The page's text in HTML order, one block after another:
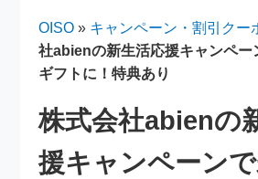
OISO » キャンペーン・割引クー
社abienの新生活応援キャンペー
ギフトに！特典あり
株式会社abienの
援キャンペーン